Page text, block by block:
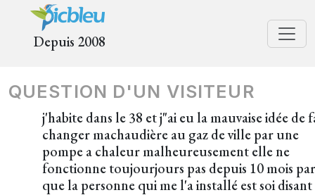
Depuis 2008
QUESTION D'UN VISITEUR
j'habite dans le 38 et j"ai eu la mauvaise idée de
changer machaudière au gaz de ville par une
pompe a chaleur malheureusement elle ne
fonctionne toujourjours pas depuis 10 mois
que la personne qui me l'a installé est soi disant